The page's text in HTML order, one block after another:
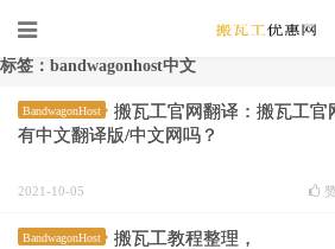
标签：bandwagonhost中文
BandwagonHost
搬瓦工官网翻译：搬瓦工官
有中文翻译版/中文网吗？
2021-10-05
BandwagonHost
搬瓦工教程整理，